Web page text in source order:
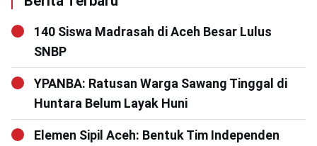
140 Siswa Madrasah di Aceh Besar Lulus
SNBP
YPANBA: Ratusan Warga Sawang Tinggal di
Huntara Belum Layak Huni
Elemen Sipil Aceh: Bentuk Tim Independen